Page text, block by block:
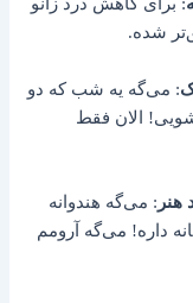
: برای کاهش درد زانو
شده.
: می‌گه یه شب که دو
۳ بار رفت دستشویی! الان فقط
: می‌گه هندوانه
داره! می‌گه آرومم